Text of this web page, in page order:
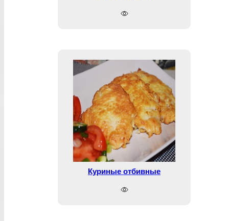
Куриные отбивные